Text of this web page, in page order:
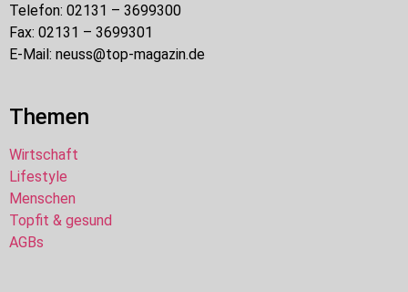
Telefon: 02131 – 3699300
Fax: 02131 – 3699301
E-Mail: neuss@top-magazin.de
Themen
Wirtschaft
Lifestyle
Menschen
Topfit & gesund
AGBs